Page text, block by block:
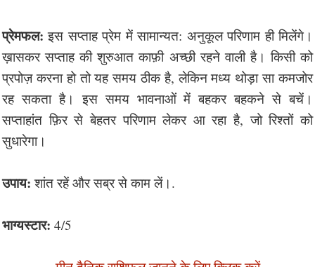
प्रेमफल: इस सप्ताह प्रेम में सामान्यत: अनुकूल परिणाम ही मिलेंगे।
ख़ासकर सप्ताह की शुरुआत काफ़ी अच्छी रहने वाली है। किसी को
प्रपोज़ करना हो तो यह समय ठीक है, लेकिन मध्य थोड़ा सा कमजोर
रह सकता है। इस समय भावनाओं में बहकर बहकने से बचें।
सप्ताहांत फ़िर से बेहतर परिणाम लेकर आ रहा है, जो रिश्तों को
सुधारेगा।
उपाय: शांत रहें और सब्र से काम लें।.
भाग्यस्टार: 4/5